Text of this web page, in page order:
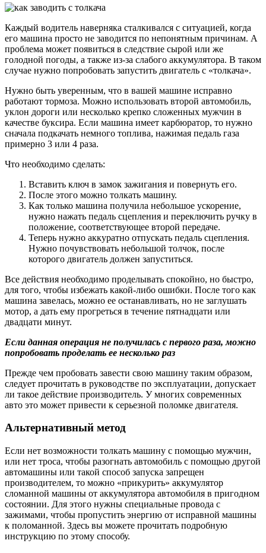
Каждый водитель наверняка сталкивался с ситуацией, когда
его машина просто не заводится по непонятным причинам. А
проблема может появиться в следствие сырой или же
голодной погоды, а также из-за слабого аккумулятора. В таком
случае нужно попробовать запустить двигатель с «толкача».
Нужно быть уверенным, что в вашей машине исправно
работают тормоза. Можно использовать второй автомобиль,
уклон дороги или несколько крепко сложенных мужчин в
качестве буксира. Если машина имеет карбюратор, то нужно
сначала подкачать немного топлива, нажимая педаль газа
примерно 3 или 4 раза.
Что необходимо сделать:
Вставить ключ в замок зажигания и повернуть его.
После этого можно толкать машину.
Как только машина получила небольшое ускорение,
нужно нажать педаль сцепления и переключить ручку в
положение, соответствующее второй передаче.
Теперь нужно аккуратно отпускать педаль сцепления.
Нужно почувствовать небольшой толчок, после
которого двигатель должен запуститься.
Все действия необходимо проделывать спокойно, но быстро,
для того, чтобы избежать какой-либо ошибки. После того как
машина завелась, можно ее останавливать, но не заглушать
мотор, а дать ему прогреться в течение пятнадцати или
двадцати минут.
Если данная операция не получилась с первого раза, можно
попробовать проделать ее несколько раз
Прежде чем пробовать завести свою машину таким образом,
следует прочитать в руководстве по эксплуатации, допускает
ли такое действие производитель. У многих современных
авто это может привести к серьезной поломке двигателя.
Альтернативный метод
Если нет возможности толкать машину с помощью мужчин,
или нет троса, чтобы разогнать автомобиль с помощью другой
автомашины или такой способ запуска запрещен
производителем, то можно «прикурить» аккумулятор
сломанной машины от аккумулятора автомобиля в пригодном
состоянии. Для этого нужны специальные провода с
зажимами, чтобы пропустить энергию от исправной машины
к поломанной. Здесь вы можете прочитать подробную
инструкцию по этому способу.